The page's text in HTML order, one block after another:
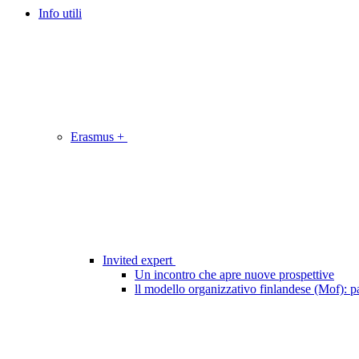
Info utili
Erasmus +
Invited expert
Un incontro che apre nuove prospettive
ll modello organizzativo finlandese (Mof):